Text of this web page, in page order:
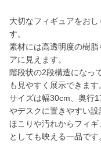
大切なフィギュアをお
す。
素材には高透明度の樹
アに見えます。
階段状の2段構造になっ
も見やすく展示できます
サイズは幅30cm、奥行
やデスクに置きやすい設
ほこりや汚れからフィ
としても映える一品です